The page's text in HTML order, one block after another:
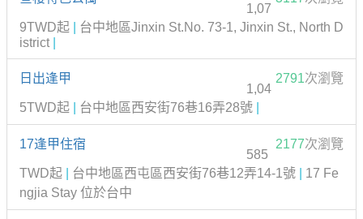
1,07
9TWD起
台中地區Jinxin St.No. 73-1, Jinxin St., North D
istrict
日出逢甲 2791次瀏覽
1,04
5TWD起
台中地區西安街76巷16弄28號
17逢甲住宿 2177次瀏覽
585
TWD起
台中地區西屯區西安街76巷12弄14-1號
17 Fe
ngjia Stay 位於台中